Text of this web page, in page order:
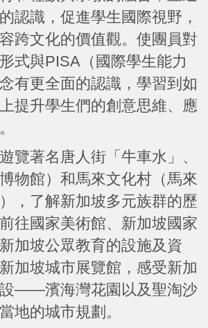
認識，促進學生國際視野，
跨文化的價值觀。使團員對
式與PISA（國際學生能力
有更全面的認識，學習到如
提升學生們的創意思維、應
覽著名唐人街「牛車水」、
物館）和馬來文化村（馬來
，了解新加坡多元族群的歷
往國家美術館、新加坡國家
加坡公眾教育的設施及資
加坡城市展覽館，感受新加
——濱海灣花園以及聖淘沙
地的城市規劃。